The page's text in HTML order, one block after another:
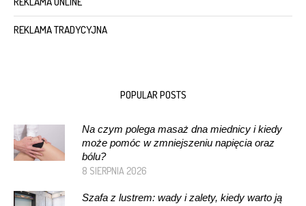
REKLAMA TRADYCYJNA
POPULAR POSTS
Na czym polega masaż dna miednicy i kiedy
może pomóc w zmniejszeniu napięcia oraz
bólu?
8 SIERPNIA 2026
Szafa z lustrem: wady i zalety, kiedy warto ją